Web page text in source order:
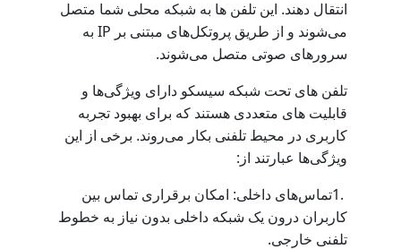
انتقال دهند. این تلفن‌ ها به شبکه محلی شما متصل
می‌شوند و از طریق پروتکل‌های مبتنی بر IP به
سرورهای صوتی متصل می‌شوند.
تلفن ‌های تحت شبکه سیسکو دارای ویژگی‌ها و
قابلیت‌ های متعددی هستند که برای بهبود تجربه
کاربری در محیط تلفنی بکار می‌روند. برخی از این
ویژگی‌ها عبارتند از :
1.تماس‌های داخلی: امکان برقراری تماس بین
کاربران درون یک شبکه داخلی بدون نیاز به خطوط
تلفنی خارجی.